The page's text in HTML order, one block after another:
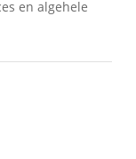
en algehele